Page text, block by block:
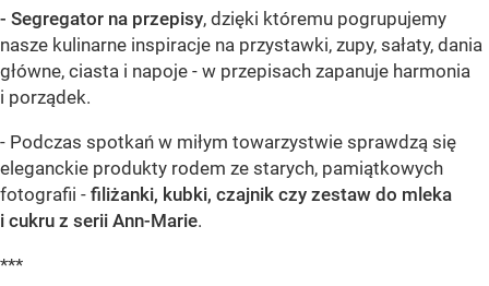
- Segregator na przepisy, dzięki któremu pogrupujemy
nasze kulinarne inspiracje na przystawki, zupy, sałaty, dania
główne, ciasta i napoje - w przepisach zapanuje harmonia
i porządek.
- Podczas spotkań w miłym towarzystwie sprawdzą się
eleganckie produkty rodem ze starych, pamiątkowych
fotografii - filiżanki, kubki, czajnik czy zestaw do mleka
i cukru z serii Ann-Marie.
***